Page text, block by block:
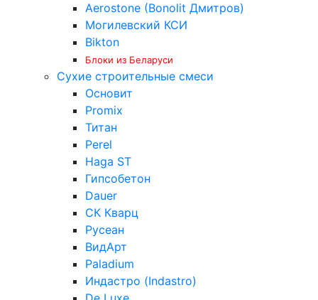
Aerostone (Bonolit Дмитров)
Могилевский КСИ
Bikton
Блоки из Беларуси
Сухие строительные смеси
Основит
Promix
Титан
Perel
Haga ST
Гипсобетон
Dauer
СК Кварц
Русеан
ВидАрт
Paladium
Индастро (Indastro)